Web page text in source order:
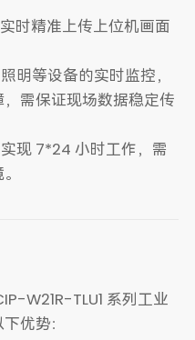
时精准上传上位机画面
明等设备的实时监控，
需保证现场数据稳定传
现 7*24 小时工作，需
W21R-TLU1 系列工业
优势：